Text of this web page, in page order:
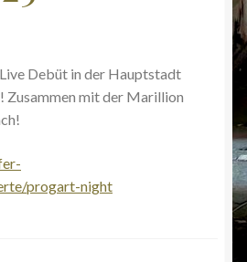
Debüt in der Hauptstadt
Zusammen mit der Marillion
progart-night